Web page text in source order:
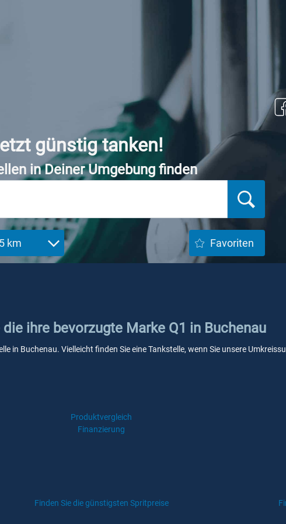
günstig tanken!
in Deiner Umgebung finden
5 km Favoriten
ihre bevorzugte Marke Q1 in Buchenau
in Buchenau. Vielleicht finden Sie eine Tankstelle, wenn Sie unsere
Produktvergleich
Finanzierung
Finden Sie die günstigsten Spritpreise